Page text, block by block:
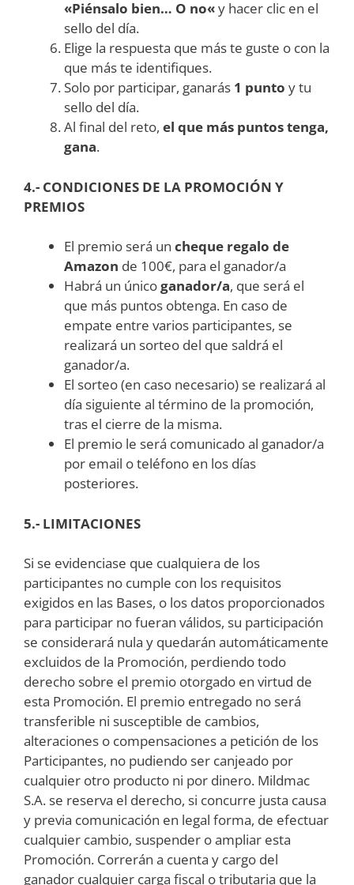
«Piénsalo bien… O no«y hacer clic en el
sello del día.
Elige la respuesta que más te guste o con la
que más te identifiques.
Solo por participar, ganarás 1 punto y tu
sello del día.
Al final del reto, el que más puntos tenga,
gana.
4.- CONDICIONES DE LA PROMOCIÓN Y
PREMIOS
El premio será un cheque regalo de
Amazon de 100€, para el ganador/a
Habrá un únicoganador/a, que será el
que más puntos obtenga. En caso de
empate entre varios participantes, se
realizará un sorteo del que saldrá el
ganador/a.
El sorteo (en caso necesario) se realizará al
día siguiente al término de la promoción,
tras el cierre de la misma.
El premio le será comunicado al ganador/a
por email o teléfono en los días
posteriores.
5.- LIMITACIONES
Si se evidenciase que cualquiera de los
participantes no cumple con los requisitos
exigidos en las Bases, o los datos proporcionados
para participar no fueran válidos, su participación
se considerará nula y quedarán automáticamente
excluidos de la Promoción, perdiendo todo
derecho sobre el premio otorgado en virtud de
esta Promoción. El premio entregado no será
transferible ni susceptible de cambios,
alteraciones o compensaciones a petición de los
Participantes, no pudiendo ser canjeado por
cualquier otro producto ni por dinero. Mildmac
S.A. se reserva el derecho, si concurre justa causa
y previa comunicación en legal forma, de efectuar
cualquier cambio, suspender o ampliar esta
Promoción. Correrán a cuenta y cargo del
ganador cualquier carga fiscal o tributaria que la